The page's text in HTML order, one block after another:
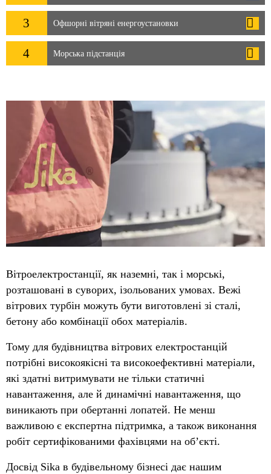
3 Офшорні вітряні енергоустановки
4 Морська підстанція
Вітроелектростанції, як наземні, так і морські,
розташовані в суворих, ізольованих умовах. Вежі
вітрових турбін можуть бути виготовлені зі сталі,
бетону або комбінації обох матеріалів.
Тому для будівництва вітрових електростанцій
потрібні високоякісні та високоефективні матеріали,
які здатні витримувати не тільки статичні
навантаження, але й динамічні навантаження, що
виникають при обертанні лопатей. Не менш
важливою є експертна підтримка, а також виконання
робіт сертифікованими фахівцями на об’єкті.
Досвід Sika в будівельному бізнесі дає нашим